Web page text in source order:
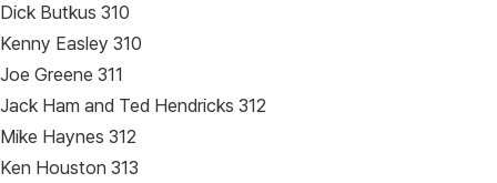
Dick Butkus 310
Kenny Easley 310
Joe Greene 311
Jack Ham and Ted Hendricks 312
Mike Haynes 312
Ken Houston 313